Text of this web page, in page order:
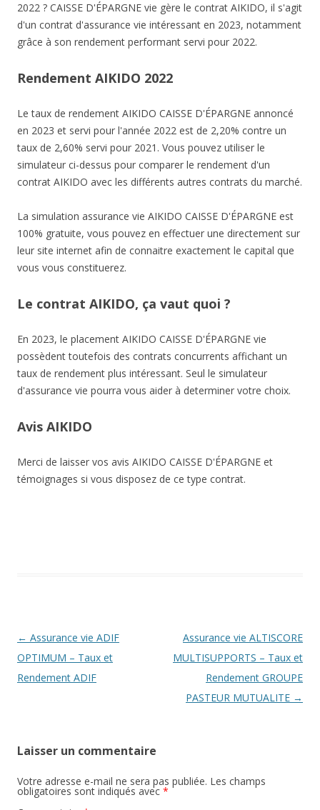
2022 ? CAISSE D'ÉPARGNE vie gère le contrat AIKIDO, il s'agit
d'un contrat d'assurance vie intéressant en 2023, notamment
grâce à son rendement performant servi pour 2022.
Rendement AIKIDO 2022
Le taux de rendement AIKIDO CAISSE D'ÉPARGNE annoncé
en 2023 et servi pour l'année 2022 est de 2,20% contre un
taux de 2,60% servi pour 2021. Vous pouvez utiliser le
simulateur ci-dessus pour comparer le rendement d'un
contrat AIKIDO avec les différents autres contrats du marché.
La simulation assurance vie AIKIDO CAISSE D'ÉPARGNE est
100% gratuite, vous pouvez en effectuer une directement sur
leur site internet afin de connaitre exactement le capital que
vous vous constituerez.
Le contrat AIKIDO, ça vaut quoi ?
En 2023, le placement AIKIDO CAISSE D'ÉPARGNE vie
possèdent toutefois des contrats concurrents affichant un
taux de rendement plus intéressant. Seul le simulateur
d'assurance vie pourra vous aider à determiner votre choix.
Avis AIKIDO
Merci de laisser vos avis AIKIDO CAISSE D'ÉPARGNE et
témoignages si vous disposez de ce type contrat.
Navigation
des
articles
← Assurance vie ADIF
OPTIMUM – Taux et
Rendement ADIF
Assurance vie ALTISCORE
MULTISUPPORTS – Taux et
Rendement GROUPE
PASTEUR MUTUALITE →
Laisser un commentaire
Votre adresse e-mail ne sera pas publiée. Les champs
obligatoires sont indiqués avec *